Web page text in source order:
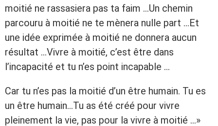
moitié ne rassasiera pas ta faim …Un chemin
parcouru à moitié ne te mènera nulle part …Et
une idée exprimée à moitié ne donnera aucun
résultat …Vivre à moitié, c’est être dans
l’incapacité et tu n’es point incapable …
Car tu n’es pas la moitié d’un être humain. Tu es
un être humain…Tu as été créé pour vivre
pleinement la vie, pas pour la vivre à moitié …»